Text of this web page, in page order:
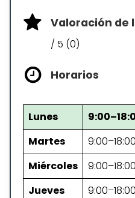
Valoración de
/ 5 (0)
Horarios
Lunes
Martes
9:00–18:00
Miércoles
9:00–18:00
Jueves
9:00–18:00